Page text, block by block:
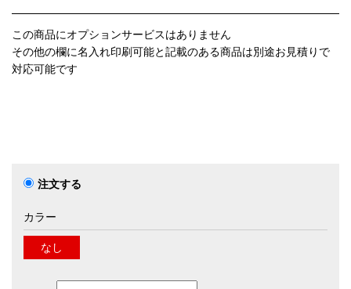
この商品にオプションサービスはありません
その他の欄に名入れ印刷可能と記載のある商品は別途お見積りで
対応可能です
注文する
カラー
なし